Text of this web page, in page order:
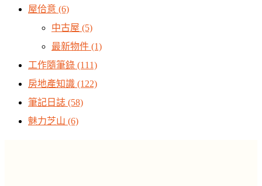
屋佮意 (6)
中古屋 (5)
最新物件 (1)
工作隨筆錄 (111)
房地產知識 (122)
筆記日誌 (58)
魅力芝山 (6)